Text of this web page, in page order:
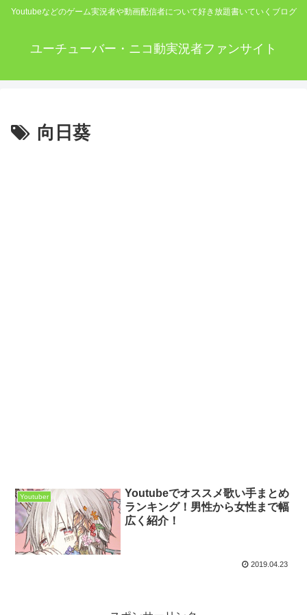
Youtubeなどのゲーム実況者や動画配信者について好き放題書いていくブログ
ユーチューバー・ニコ動実況者ファンサイト
向日葵
Youtuber
Youtubeでオススメ歌い手まとめ
ランキング！男性から女性まで幅
広く紹介！
2019.04.23